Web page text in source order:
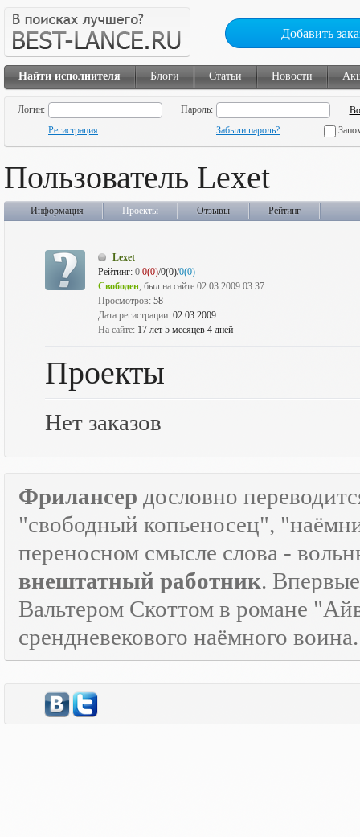
Добавить
Найти исполнителя Блоги Статьи Новости
Логин:
Пароль:
Регистрация
Забыли пароль?
Пользователь Lexet
Информация Проекты Отзывы Рейтинг
Lexet
Рейтинг: 0 0(0)/0(0)/0(0)
Свободен, был на сайте 02.03.2009 03:37
Просмотров: 58
Дата регистрации: 02.03.2009
На сайте: 17 лет 5 месяцев 4 дней
Проекты
Нет заказов
Фрилансер дословно
"свободный копьеносец",
переносном смысле слова -
внештатный работник.
Вальтером Скоттом в романе
срендневекового наёмного воина.